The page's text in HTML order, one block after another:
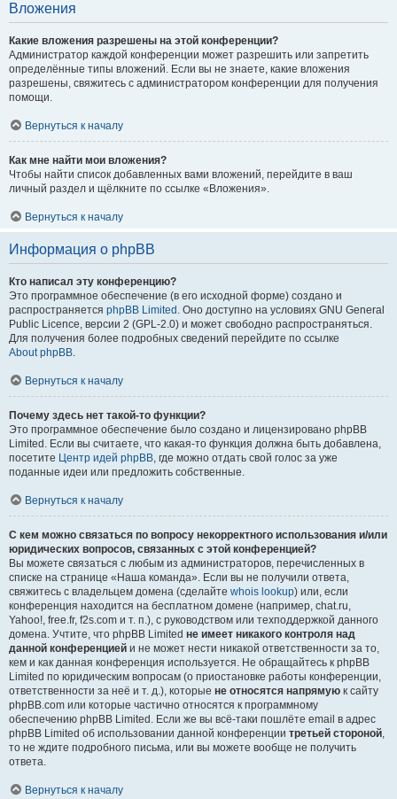
Вложения
Какие вложения разрешены на этой конференции?
Администратор каждой конференции может разрешить или запретить
определённые типы вложений. Если вы не знаете, какие вложения
разрешены, свяжитесь с администратором конференции для получения
помощи.
Вернуться к началу
Как мне найти мои вложения?
Чтобы найти список добавленных вами вложений, перейдите в ваш
личный раздел и щёлкните по ссылке «Вложения».
Вернуться к началу
Информация о phpBB
Кто написал эту конференцию?
Это программное обеспечение (в его исходной форме) создано и
распространяется phpBB Limited . Оно доступно на условиях GNU General
Public Licence, версии 2 (GPL-2.0) и может свободно распространяться.
Для получения более подробных сведений перейдите по ссылке
About phpBB.
Вернуться к началу
Почему здесь нет такой-то функции?
Это программное обеспечение было создано и лицензировано phpBB
Limited. Если вы считаете, что какая-то функция должна быть добавлена,
посетите Центр идей phpBB, где можно отдать свой голос за уже
поданные идеи или предложить собственные.
Вернуться к началу
С кем можно связаться по вопросу некорректного использования и/или
юридических вопросов, связанных с этой конференцией?
Вы можете связаться с любым из администраторов, перечисленных в
списке на странице «Наша команда». Если вы не получили ответа,
свяжитесь с владельцем домена (сделайте whois lookup) или, если
конференция находится на бесплатном домене (например, chat.ru,
Yahoo!, free.fr, f2s.com и т. п.), с руководством или техподдержкой данного
домена. Учтите, что phpBB Limited не имеет никакого контроля над
данной конференцией и не может нести никакой ответственности за то,
кем и как данная конференция используется. Не обращайтесь к phpBB
Limited по юридическим вопросам (о приостановке работы конференции,
ответственности за неё и т. д.), которые не относятся напрямую к сайту
phpBB.com или которые частично относятся к программному
обеспечению phpBB Limited. Если же вы всё-таки пошлёте email в адрес
phpBB Limited об использовании данной конференции третьей стороной,
то не ждите подробного письма, или вы можете вообще не получить
ответа.
Вернуться к началу